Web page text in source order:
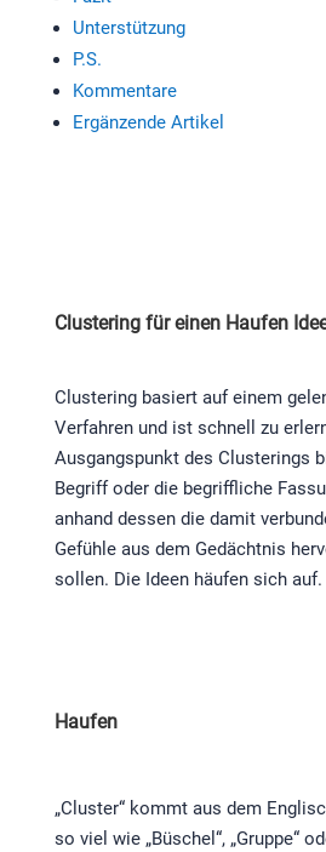
Unterstützung
P.S.
Kommentare
Ergänzende Artikel
Clustering für einen Haufen
Clustering basiert auf einem
Verfahren und ist schnell zu
Ausgangspunkt des Clusterings
Begriff oder die begriffliche
anhand dessen die damit
Gefühle aus dem Gedächtnis
sollen. Die Ideen häufen sich auf.
Haufen
„Cluster“ kommt aus dem
so viel wie „Büschel“, „Gruppe“